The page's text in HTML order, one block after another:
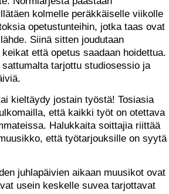
kolmelle peräkkäiselle viikolle
opetustunteihin, jotka taas ovat
Siinä sitten joudutaan
että opetus saadaan hoidettua.
tarjottu studiosessio ja
kieltäydy jostain työstä! Tosiasia
että kaikki työt on otettava
Halukkaita soittajia riittää
että työtarjouksille on syytä
juhlapäivien aikaan muusikot ovat
usein keskelle suvea tarjottavat